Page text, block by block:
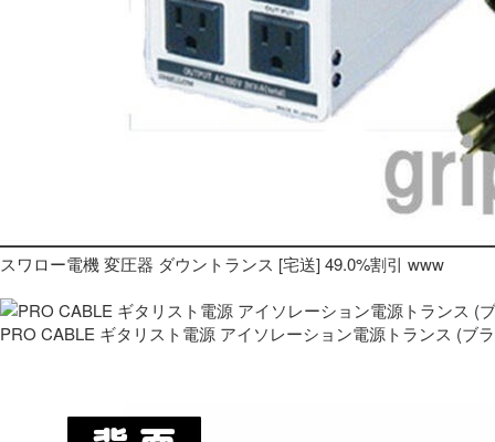
スワロー電機 変圧器 ダウントランス [宅送] 49.0%割引 www
PRO CABLE ギタリスト電源 アイソレーション電源トランス (ブ